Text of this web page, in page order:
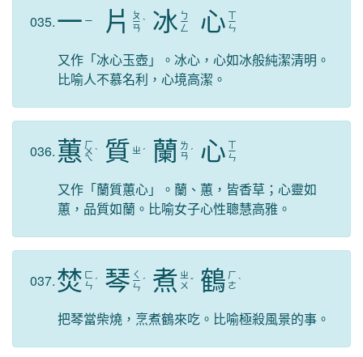
035.一 ㄧ 片 ㄆ
ㄧ
ㄢ
ˋ 冰 ㄅ
ㄧ
ㄥ 心 ㄒ
ㄧ
ㄣ
又作「冰心玉壺」。冰心，心如冰般純潔清明。
比喻人不慕名利，心境高潔。
036. 蕙 ㄏ
ㄨ
ㄟ
ˋ 質 ㄓ ˊ 蘭 ㄌ
ㄢ ˊ 心 ㄒ
ㄧ
ㄣ
又作「蘭質蕙心」。蘭、蕙，皆香草；心靈如
蕙，品質如蘭。比喻女子心性聰慧高雅。
037.焚 ㄈ
ㄣ ˊ 琴 ㄑ
ㄧ
ㄣ
ˊ 煮 ㄓ
ㄨ ˇ 鶴 ㄏ
ㄜ ˋ
把琴當柴燒，烹煮鶴來吃。比喻極殺風景的事。